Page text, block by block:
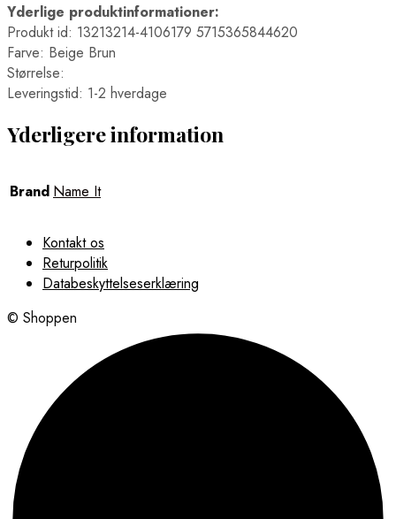
Yderlige produktinformationer:
Produkt id: 13213214-4106179 5715365844620
Farve: Beige Brun
Størrelse:
Leveringstid: 1-2 hverdage
Yderligere information
Brand Name It
Kontakt os
Returpolitik
Databeskyttelseserklæring
© Shoppen